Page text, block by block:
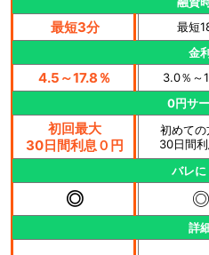
最短3分 最短
金利
4.5～17.8％ 3.0％～
0円サ
初回最大
30日間利息０円
初めての
30日間
バレに
◎ ◎
詳